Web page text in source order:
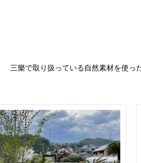
三樂で取り扱っている自然素材を使っ